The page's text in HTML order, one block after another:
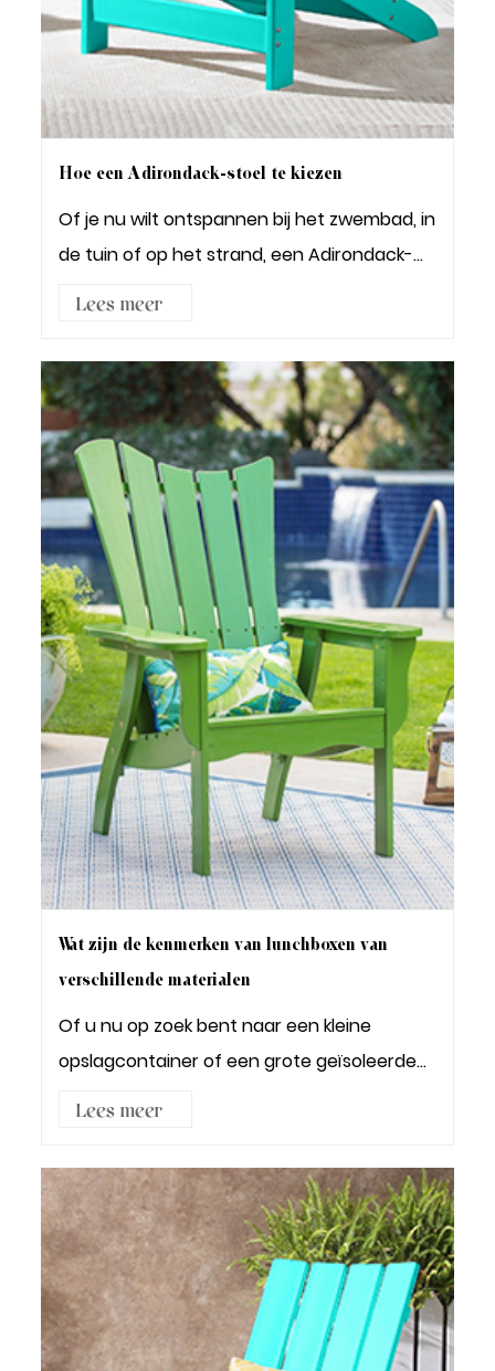
Hoe een Adirondack-stoel te kiezen
Of je nu wilt ontspannen bij het zwembad, in
de tuin of op het strand, een Adirondack-
Lees meer3
Wat zijn de kenmerken van lunchboxen van
verschillende materialen
Of u nu op zoek bent naar een kleine
opslagcontainer of een grote geïsoleerde
Lees meer3